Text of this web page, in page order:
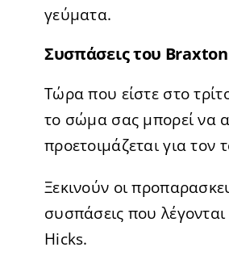
γεύματα.
Συσπάσεις του
Τώρα που είστε στο
το σώμα σας μπορεί να
προετοιμάζεται για τον
Ξεκινούν οι
συσπάσεις που
Hicks.